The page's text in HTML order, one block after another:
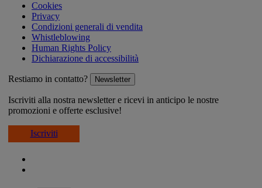
Cookies
Privacy
Condizioni generali di vendita
Whistleblowing
Human Rights Policy
Dichiarazione di accessibilità
Restiamo in contatto? Newsletter
Iscriviti alla nostra newsletter e ricevi in anticipo le nostre
promozioni e offerte esclusive!
Iscriviti